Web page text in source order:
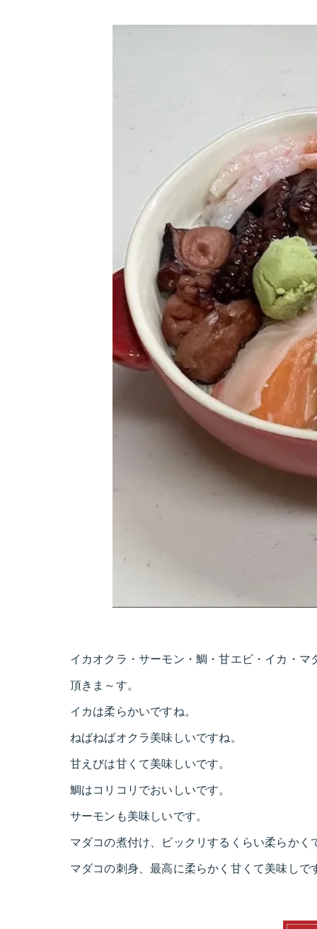
イカオクラ・サーモン・鯛・甘エビ・イカ・マ
頂きま～す。
イカは柔らかいですね。
ねばねばオクラ美味しいですね。
甘えびは甘くて美味しいです。
鯛はコリコリでおいしいです。
サーモンも美味しいです。
マダコの煮付け、ビックリするくらい柔らかく
マダコの刺身、最高に柔らかく甘くて美味しで